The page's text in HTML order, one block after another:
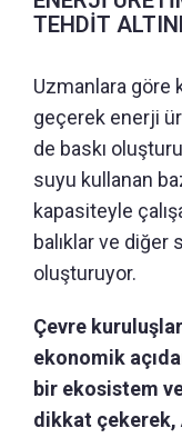
TEHDİT
Uzmanlara göre
geçerek enerji
de baskı
suyu kullanan
kapasiteyle
balıklar ve diğer
oluşturuyor.
Çevre
ekonomik
bir ekosistem
dikkat çekerek,